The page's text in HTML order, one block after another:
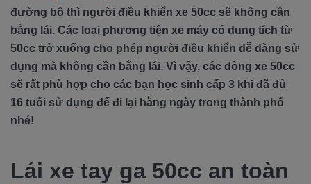
đường bộ thì người điều khiển xe 50cc sẽ không cần
bằng lái. Các loại phương tiện xe máy có dung tích từ
50cc trở xuống cho phép người điều khiển dễ dàng sử
dụng mà không cần bằng lái. Vì vậy, các dòng xe 50cc
sẽ rất phù hợp cho các bạn học sinh cấp 3 khi đã đủ
16 tuổi sử dụng để đi lại hằng ngày trong thành phố
nhé!
Lái xe tay ga 50cc an toàn